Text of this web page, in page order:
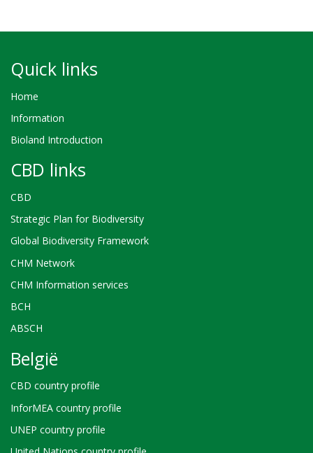
Quick links
Home
Information
Bioland Introduction
CBD links
CBD
Strategic Plan for Biodiversity
Global Biodiversity Framework
CHM Network
CHM Information services
BCH
ABSCH
België
CBD country profile
InforMEA country profile
UNEP country profile